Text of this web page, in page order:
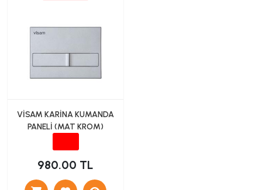
VİSAM KARİNA KUMANDA
PANELİ (MAT KROM)
980.00 TL